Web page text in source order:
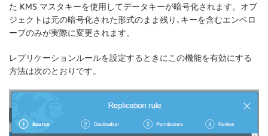
た KMS マスタキーを使用してデータキーが暗号化されます。オブ
ジェクトは元の暗号化された形式のまま残り､キーを含むエンベロ
ープのみが実際に変更されます。
レプリケーションルールを設定するときにこの機能を有効にする
方法は次のとおりです。